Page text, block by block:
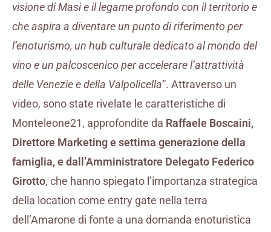
visione di Masi e il legame profondo con il territorio e
che aspira a diventare un punto di riferimento per
l’enoturismo, un hub culturale dedicato al mondo del
vino e un palcoscenico per accelerare l’attrattività
delle Venezie e della Valpolicella”. Attraverso un
video, sono state rivelate le caratteristiche di
Monteleone21, approfondite da Raffaele Boscaini,
Direttore Marketing e settima generazione della
famiglia, e dall’Amministratore Delegato Federico
Girotto, che hanno spiegato l’importanza strategica
della location come entry gate nella terra
dell’Amarone di fonte a una domanda enoturistica